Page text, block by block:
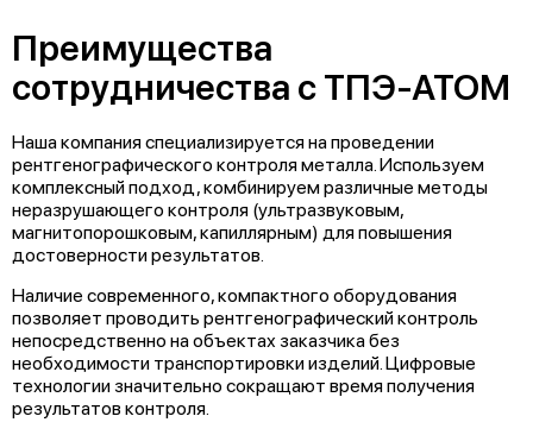
Преимущества
сотрудничества с ТПЭ-АТОМ
Наша компания специализируется на проведении
рентгенографического контроля металла. Используем
комплексный подход, комбинируем различные методы
неразрушающего контроля (ультразвуковым,
магнитопорошковым, капиллярным) для повышения
достоверности результатов.
Наличие современного, компактного оборудования
позволяет проводить рентгенографический контроль
непосредственно на объектах заказчика без
необходимости транспортировки изделий. Цифровые
технологии значительно сокращают время получения
результатов контроля.